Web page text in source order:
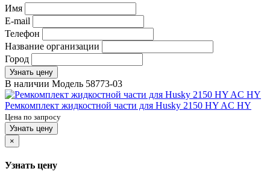
Имя
E-mail
Телефон
Название организации
Город
Узнать цену
В наличии Модель 58773-03
Ремкомплект жидкостной части для Husky 2150 HY AC HY
Цена по запросу
Узнать цену
×
Узнать цену